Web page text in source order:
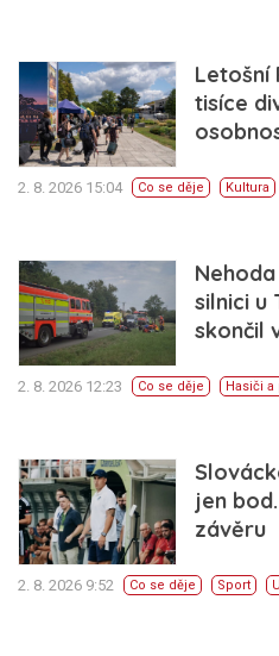
Letošní
tisíce
2. 8. 2026 15:04 Co se děje Kultura
silnici u
skončil
2. 8. 2026 12:23 Co se děje Hasiči
jen
závěru
2. 8. 2026 9:52 Co se děje Sport